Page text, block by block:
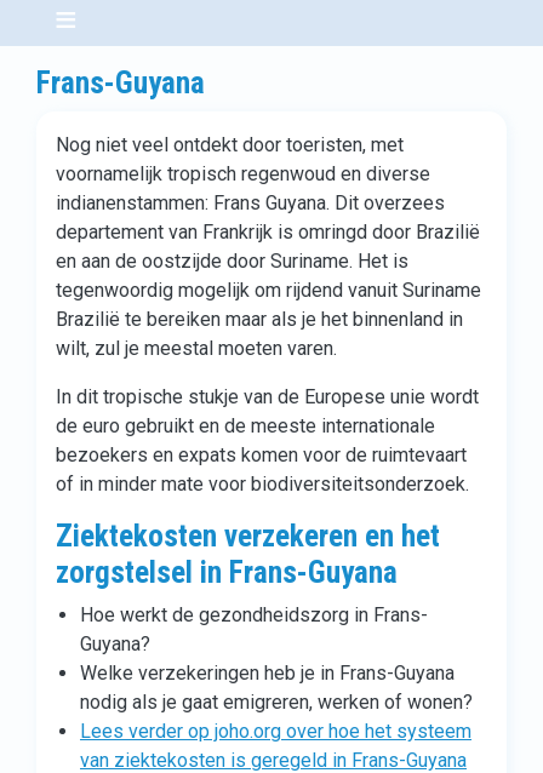
Frans-Guyana
Nog niet veel ontdekt door toeristen, met
voornamelijk tropisch regenwoud en diverse
indianenstammen: Frans Guyana. Dit overzees
departement van Frankrijk is omringd door Brazilië
en aan de oostzijde door Suriname. Het is
tegenwoordig mogelijk om rijdend vanuit Suriname
Brazilië te bereiken maar als je het binnenland in
wilt, zul je meestal moeten varen.
In dit tropische stukje van de Europese unie wordt
de euro gebruikt en de meeste internationale
bezoekers en expats komen voor de ruimtevaart
of in minder mate voor biodiversiteitsonderzoek.
Ziektekosten verzekeren en het
zorgstelsel in Frans-Guyana
Hoe werkt de gezondheidszorg in Frans-
Guyana?
Welke verzekeringen heb je in Frans-Guyana
nodig als je gaat emigreren, werken of wonen?
Lees verder op joho.org over hoe het systeem
van ziektekosten is geregeld in Frans-Guyana